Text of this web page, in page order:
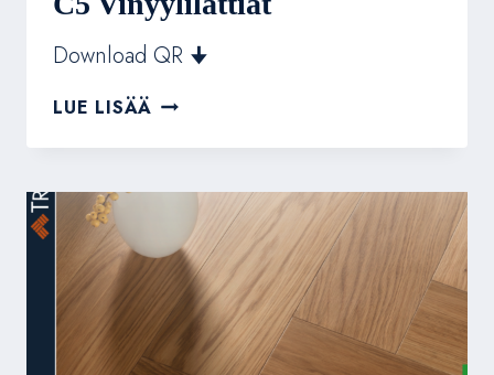
Download QR 🠋
LUE LISÄÄ C5